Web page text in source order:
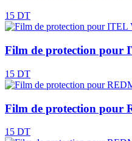
15 DT
Film de protection pour
15 DT
Film de protection pour
15 DT